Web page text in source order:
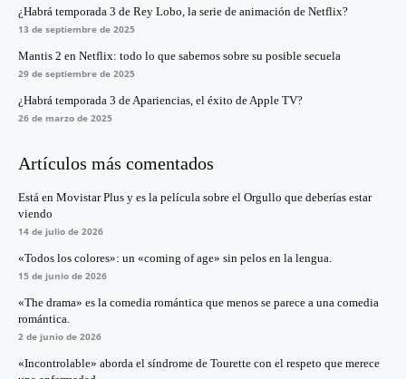
¿Habrá temporada 3 de Rey Lobo, la serie de animación de Netflix?
13 de septiembre de 2025
Mantis 2 en Netflix: todo lo que sabemos sobre su posible secuela
29 de septiembre de 2025
¿Habrá temporada 3 de Apariencias, el éxito de Apple TV?
26 de marzo de 2025
Artículos más comentados
Está en Movistar Plus y es la película sobre el Orgullo que deberías estar
viendo
14 de julio de 2026
«Todos los colores»: un «coming of age» sin pelos en la lengua.
15 de junio de 2026
«The drama» es la comedia romántica que menos se parece a una comedia
romántica.
2 de junio de 2026
«Incontrolable» aborda el síndrome de Tourette con el respeto que merece